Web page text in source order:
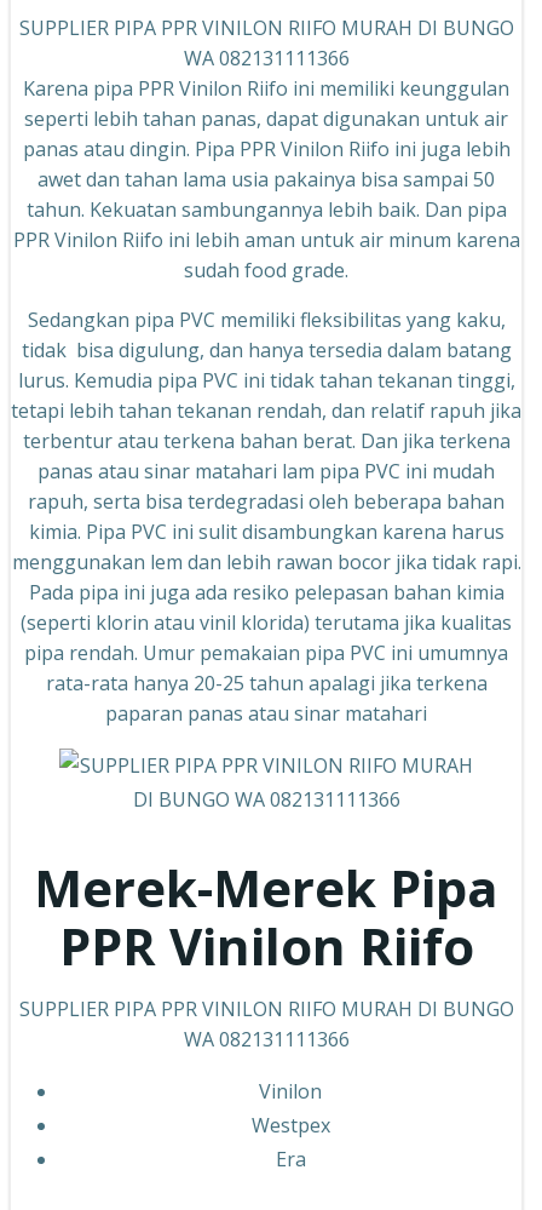
SUPPLIER PIPA PPR VINILON RIIFO MURAH DI BUNGO
WA 082131111366
Karena pipa PPR Vinilon Riifo ini memiliki keunggulan
seperti lebih tahan panas, dapat digunakan untuk air
panas atau dingin. Pipa PPR Vinilon Riifo ini juga lebih
awet dan tahan lama usia pakainya bisa sampai 50
tahun. Kekuatan sambungannya lebih baik. Dan pipa
PPR Vinilon Riifo ini lebih aman untuk air minum karena
sudah food grade.
Sedangkan pipa PVC memiliki fleksibilitas yang kaku,
tidak bisa digulung, dan hanya tersedia dalam batang
lurus. Kemudia pipa PVC ini tidak tahan tekanan tinggi,
tetapi lebih tahan tekanan rendah, dan relatif rapuh jika
terbentur atau terkena bahan berat. Dan jika terkena
panas atau sinar matahari lam pipa PVC ini mudah
rapuh, serta bisa terdegradasi oleh beberapa bahan
kimia. Pipa PVC ini sulit disambungkan karena harus
menggunakan lem dan lebih rawan bocor jika tidak rapi.
Pada pipa ini juga ada resiko pelepasan bahan kimia
(seperti klorin atau vinil klorida) terutama jika kualitas
pipa rendah. Umur pemakaian pipa PVC ini umumnya
rata-rata hanya 20-25 tahun apalagi jika terkena
paparan panas atau sinar matahari
Merek-Merek Pipa
PPRVinilon Riifo
SUPPLIER PIPA PPR VINILON RIIFO MURAH DI BUNGO
WA 082131111366
Vinilon
Westpex
Era